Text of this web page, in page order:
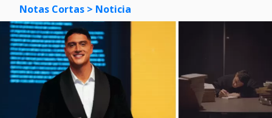
Notas Cortas > Noticia